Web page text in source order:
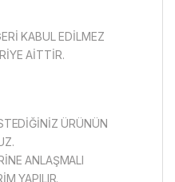
KABUL EDİLMEZ
AİTTİR.
ÜRÜNÜN
ANLAŞMALI
YAPILIR.